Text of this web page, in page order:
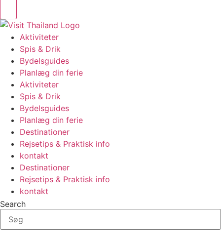
Aktiviteter
Spis & Drik
Bydelsguides
Planlæg din ferie
Aktiviteter
Spis & Drik
Bydelsguides
Planlæg din ferie
Destinationer
Rejsetips & Praktisk info
kontakt
Destinationer
Rejsetips & Praktisk info
kontakt
Search